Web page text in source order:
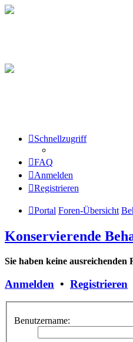
Schnellzugriff
FAQ
Anmelden
Registrieren
Portal Foren-Übersicht
Konservierende
Sie haben keine ausreichenden
Anmelden • Registrieren
Benutzername: